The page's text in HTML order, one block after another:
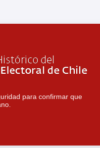
para confirmar que